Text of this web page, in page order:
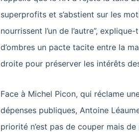
superprofits et s’abstient sur les
nourrissent l’un de l’autre”,
d’ombres un pacte tacite entre la
droite pour préserver les intérêts
Face à Michel Picon, qui réclame
dépenses publiques, Antoine
priorité n’est pas de couper mais